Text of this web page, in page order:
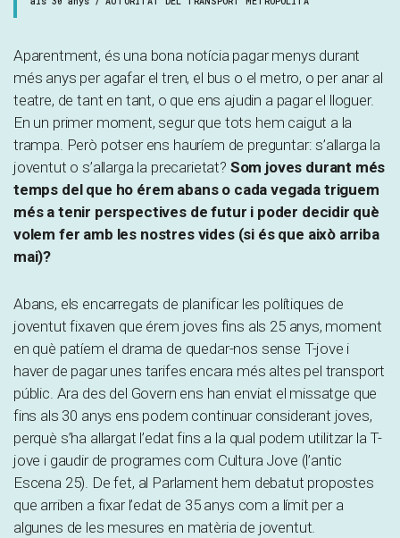
Aparentment, és una bona notícia pagar menys durant
més anys per agafar el tren, el bus o el metro, o per anar al
teatre, de tant en tant, o que ens ajudin a pagar el lloguer.
En un primer moment, segur que tots hem caigut a la
trampa. Però potser ens hauríem de preguntar: s’allarga la
joventut o s’allarga la precarietat? Som joves durant més
temps del que ho érem abans o cada vegada triguem
més a tenir perspectives de futur i poder decidir què
volem fer amb les nostres vides (si és que això arriba
mai)?
Abans, els encarregats de planificar les polítiques de
joventut fixaven que érem joves fins als 25 anys, moment
en què patíem el drama de quedar-nos sense T-jove i
haver de pagar unes tarifes encara més altes pel transport
públic. Ara des del Govern ens han enviat el missatge que
fins als 30 anys ens podem continuar considerant joves,
perquè s’ha allargat l’edat fins a la qual podem utilitzar la T-
jove i gaudir de programes com Cultura Jove (l’antic
Escena 25). De fet, al Parlament hem debatut propostes
que arriben a fixar l’edat de 35 anys com a límit per a
algunes de les mesures en matèria de joventut.